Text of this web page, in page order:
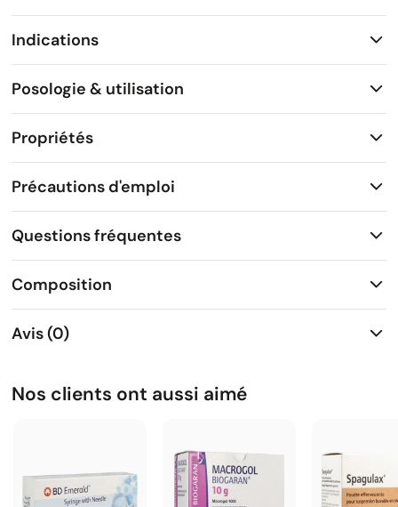
Indications
Posologie & utilisation
Propriétés
Précautions d'emploi
Questions fréquentes
Composition
Avis (0)
Nos clients ont aussi aimé